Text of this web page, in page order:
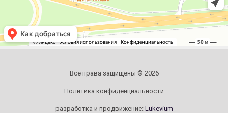
Все права защищены © 2026
Политика конфиденциальности
разработка и продвижение: Lukevium